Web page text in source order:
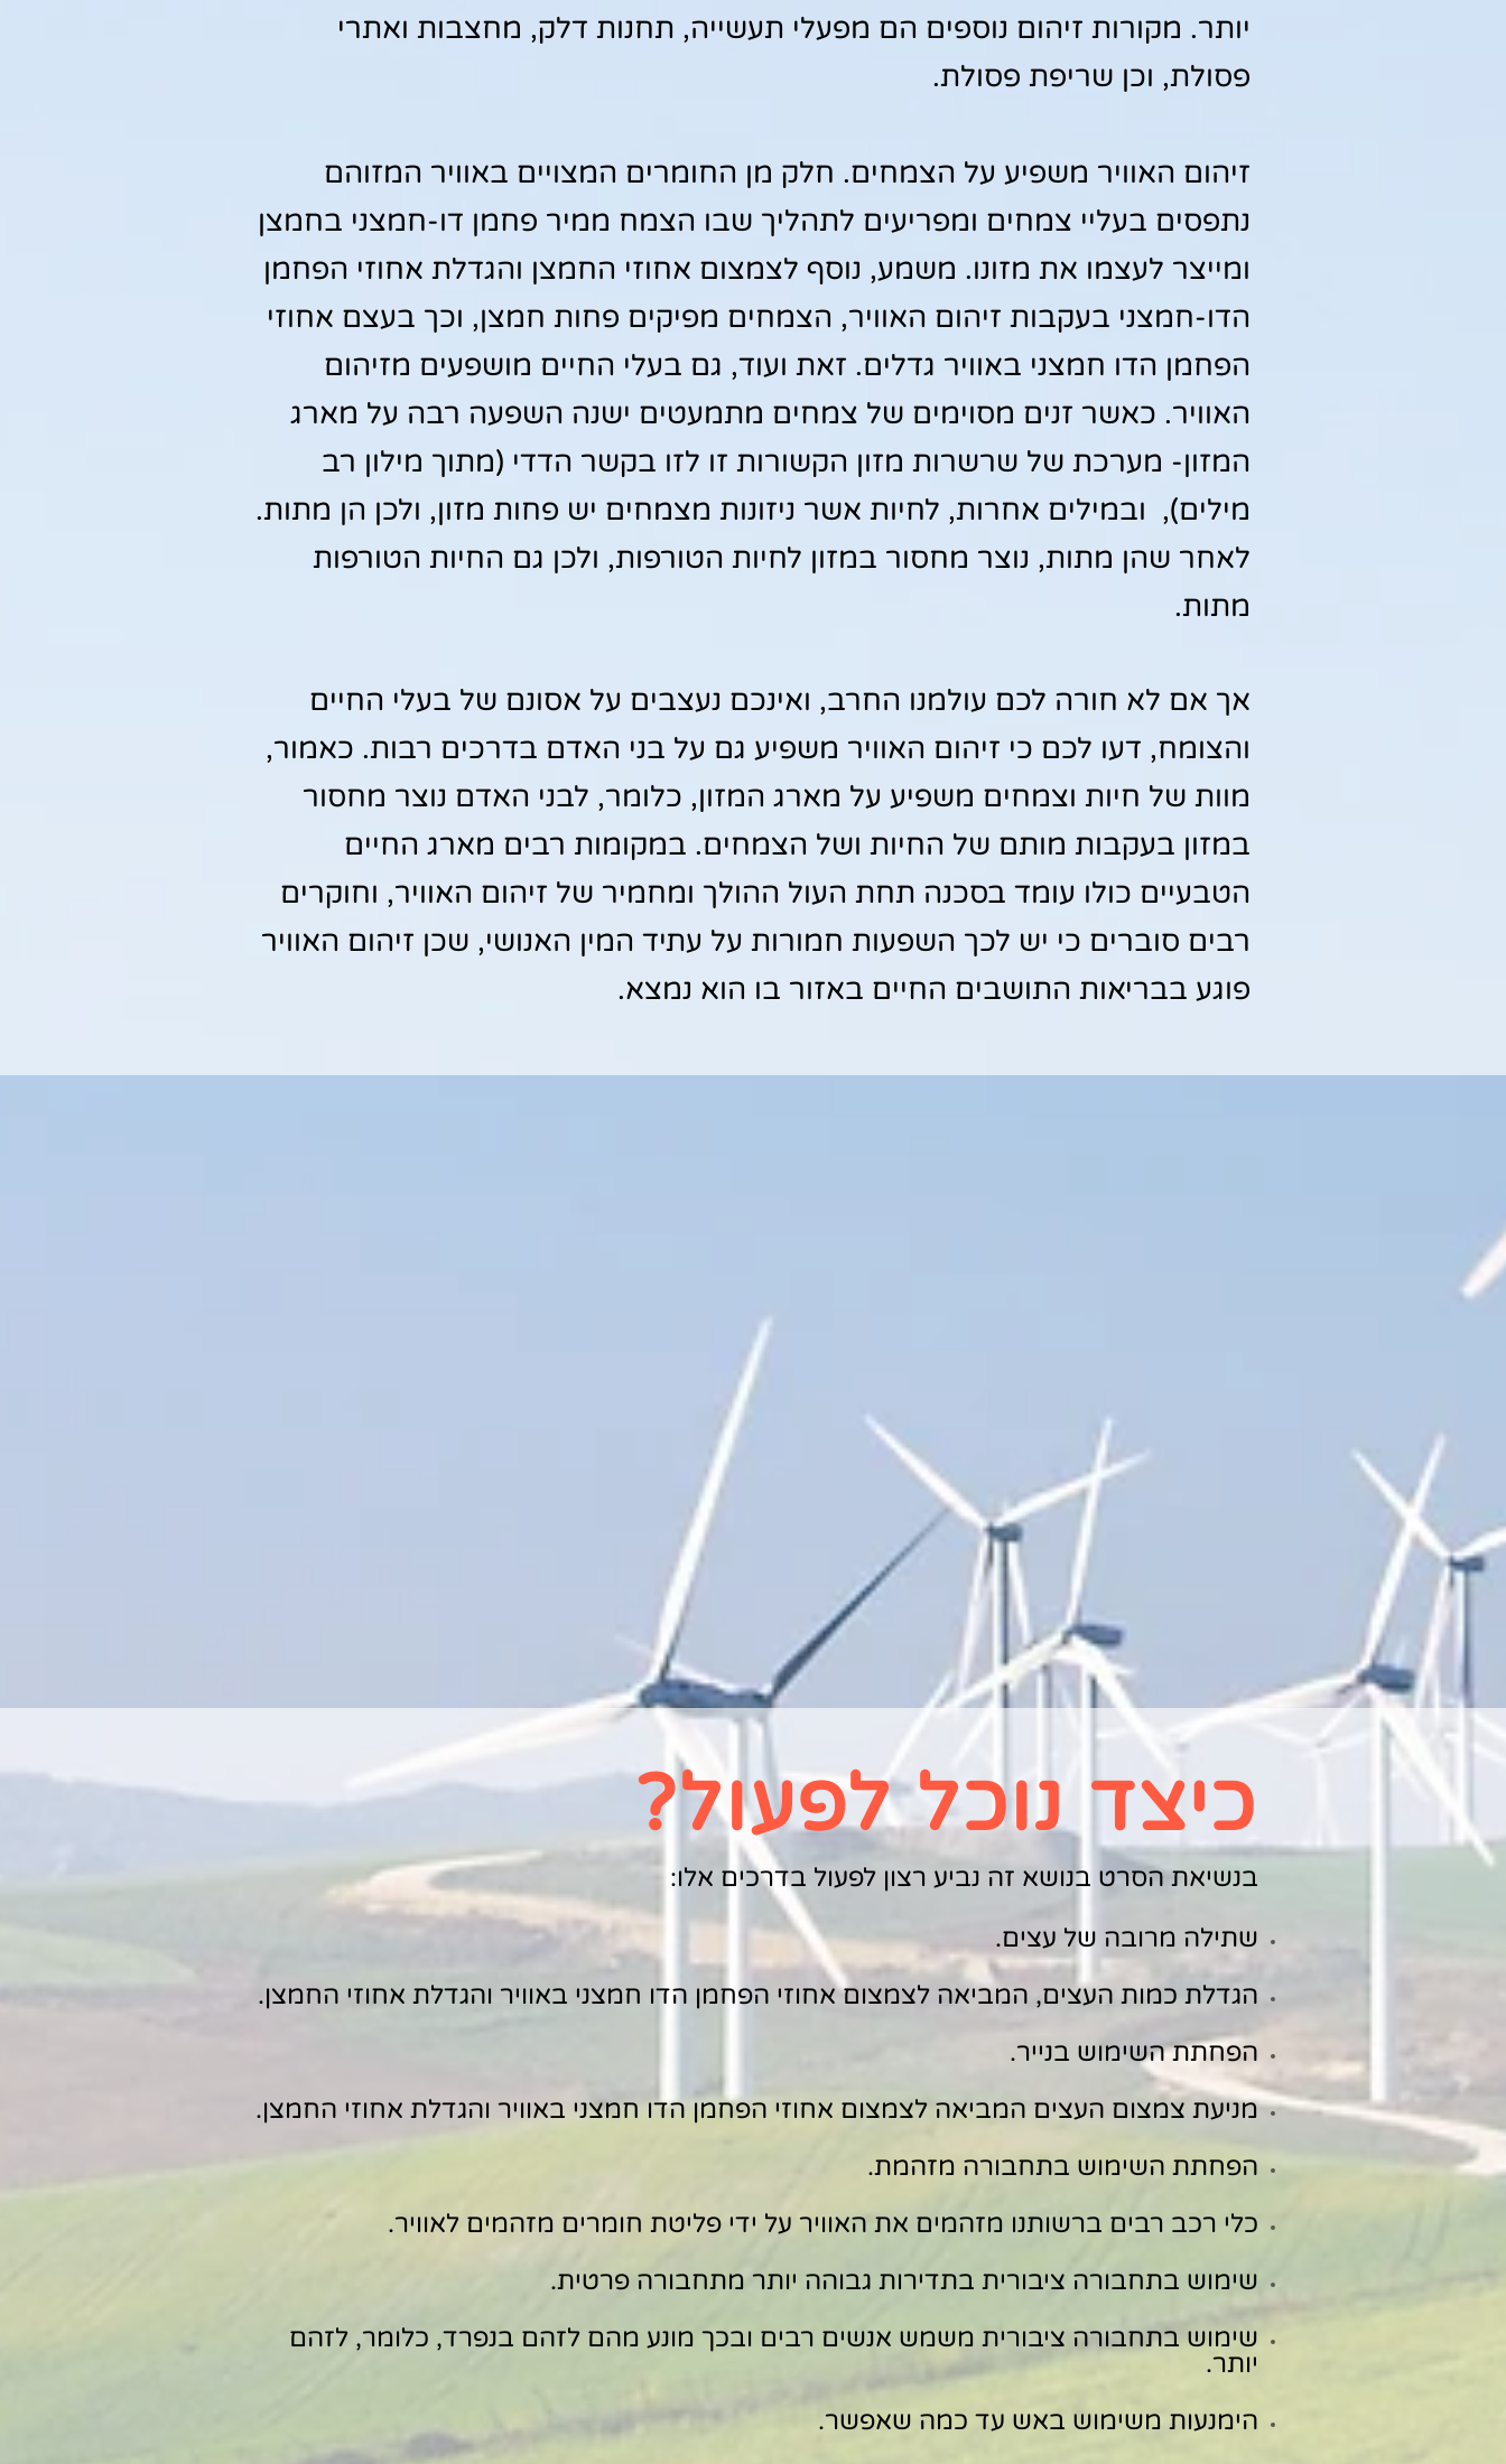
יותר. מקורות זיהום נוספים הם מפעלי תעשייה, תחנות דלק, מחצבות ואתרי
פסולת, וכן שריפת פסולת.
זיהום האוויר משפיע על הצמחים. חלק מן החומרים המצויים באוויר המזוהם
נתפסים בעליי צמחים ומפריעים לתהליך שבו הצמח ממיר פחמן דו-חמצני בחמצן
ומייצר לעצמו את מזונו. משמע, נוסף לצמצום אחוזי החמצן והגדלת אחוזי הפחמן
הדו-חמצני בעקבות זיהום האוויר, הצמחים מפיקים פחות חמצן, וכך בעצם אחוזי
הפחמן הדו חמצני באוויר גדלים. זאת ועוד, גם בעלי החיים מושפעים מזיהום
האוויר. כאשר זנים מסוימים של צמחים מתמעטים ישנה השפעה רבה על מארג
המזון- מערכת של שרשרות מזון הקשורות זו לזו בקשר הדדי (מתוך מילון רב
מילים), ובמילים אחרות, לחיות אשר ניזונות מצמחים יש פחות מזון, ולכן הן מתות.
לאחר שהן מתות, נוצר מחסור במזון לחיות הטורפות, ולכן גם החיות הטורפות
מתות.
אך אם לא חורה לכם עולמנו החרב, ואינכם נעצבים על אסונם של בעלי החיים
והצומח, דעו לכם כי זיהום האוויר משפיע גם על בני האדם בדרכים רבות. כאמור,
מוות של חיות וצמחים משפיע על מארג המזון, כלומר, לבני האדם נוצר מחסור
במזון בעקבות מותם של החיות ושל הצמחים. במקומות רבים מארג החיים
הטבעיים כולו עומד בסכנה תחת העול ההולך ומחמיר של זיהום האוויר, וחוקרים
רבים סוברים כי יש לכך השפעות חמורות על עתיד המין האנושי, שכן זיהום האוויר
פוגע בבריאות התושבים החיים באזור בו הוא נמצא.
כיצד נוכל לפעול?
בנשיאת הסרט בנושא זה נביע רצון לפעול בדרכים אלו:
שתילה מרובה של עצים.
הגדלת כמות העצים, המביאה לצמצום אחוזי הפחמן הדו חמצני באוויר והגדלת אחוזי החמצן.
הפחתת השימוש בנייר.
מניעת צמצום העצים המביאה לצמצום אחוזי הפחמן הדו חמצני באוויר והגדלת אחוזי החמצן.
הפחתת השימוש בתחבורה מזהמת.
כלי רכב רבים ברשותנו מזהמים את האוויר על ידי פליטת חומרים מזהמים לאוויר.
שימוש בתחבורה ציבורית בתדירות גבוהה יותר מתחבורה פרטית.
שימוש בתחבורה ציבורית משמש אנשים רבים ובכך מונע מהם לזהם בנפרד, כלומר, לזהם
יותר.
הימנעות משימוש באש עד כמה שאפשר.